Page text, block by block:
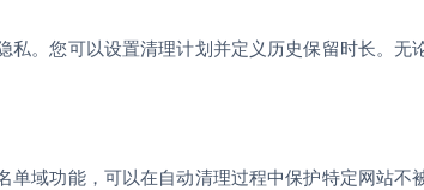
私。您可以设置清理计划并定义历史保留时长。
域功能，可以在自动清理过程中保护特定网站不